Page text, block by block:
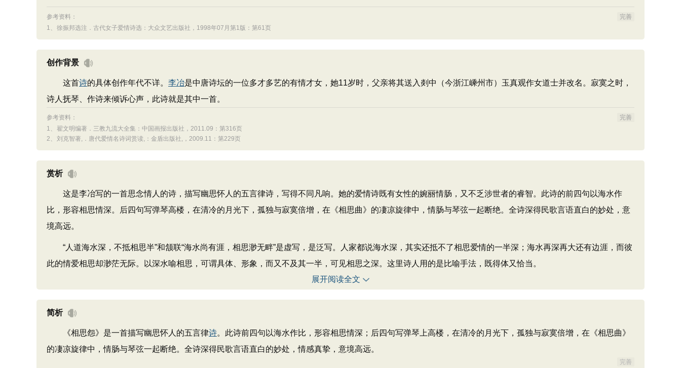
参考资料：
完善
1、 徐振邦选注．古代女子爱情诗选：大众文艺出版社，1998年07月第1版：第61页
创作背景
这首诗的具体创作年代不详。 李冶是中唐诗坛的一位多才多艺的有情才女，她11岁时，父亲将其送入剡中（今浙江嵊州市）玉真观作女道士并改名。寂寞之时，
诗人抚琴、作诗来倾诉心声，此诗就是其中一首。
参考资料：
完善
1、 翟文明编著．三教九流大全集：中国画报出版社，2011.09：第316页
2、 刘克智著,．唐代爱情名诗词赏读,：金盾出版社,，2009.11：第229页
赏析
这是李冶写的一首思念情人的诗，描写幽思怀人的五言律诗，写得不同凡响。她的爱情诗既有女性的婉丽情肠，又不乏涉世者的睿智。此诗的前四句以海水作
比，形容相思情深。后四句写弹琴高楼，在清冷的月光下，孤独与寂寞倍增，在《相思曲》的凄凉旋律中，情肠与琴弦一起断绝。全诗深得民歌言语直白的妙处，意
境高远。
“人道海水深，不抵相思半”和颔联“海水尚有涯，相思渺无畔”是虚写，是泛写。人家都说海水深，其实还抵不了相思爱情的一半深；海水再深再大还有边涯，而彼
此的情爱相思却渺茫无际。以深水喻相思，可谓具体、形象，而又不及其一半，可见相思之深。这里诗人用的是比喻手法，既得体又恰当。
展开阅读全文
简析
《相思怨》是一首描写幽思怀人的五言律诗。此诗前四句以海水作比，形容相思情深；后四句写弹琴上高楼，在清冷的月光下，孤独与寂寞倍增，在《相思曲》
的凄凉旋律中，情肠与琴弦一起断绝。全诗深得民歌言语直白的妙处，情感真挚，意境高远。
完善